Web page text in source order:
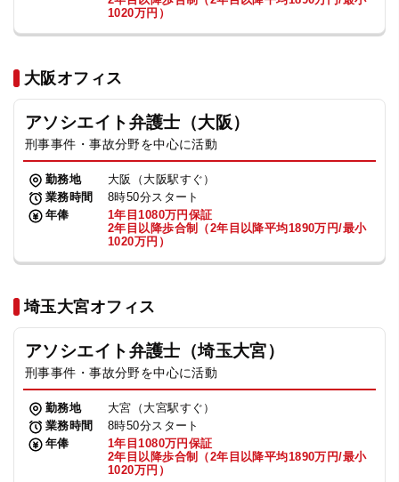
1020万円）
大阪オフィス
アソシエイト弁護士（大阪）
刑事事件・事故分野を中心に活動
勤務地
大阪（大阪駅すぐ）
業務時間
8時50分スタート
年俸
1年目1080万円保証
2年目以降歩合制（2年目以降平均1890万円/最小
1020万円）
埼玉大宮オフィス
アソシエイト弁護士（埼玉大宮）
刑事事件・事故分野を中心に活動
勤務地
大宮（大宮駅すぐ）
業務時間
8時50分スタート
年俸
1年目1080万円保証
2年目以降歩合制（2年目以降平均1890万円/最小
1020万円）
相談先情報サイト
法人グループ
プライバシーポリシー 利用規約
TikTok受賞 定義集 動画集